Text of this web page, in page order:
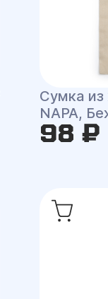
Сумка из
NAPA,
98 ₽